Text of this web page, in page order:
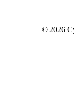
© 2026